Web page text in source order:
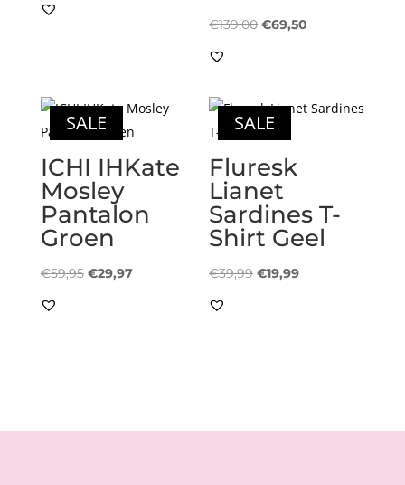
€139,00 Oorspronkelijke
€69,50
SALE
ICHI IHKate
Mosley
Pantalon
Groen
€59,95 Oorspronkelijke
€29,97Huidige
SALE
Fluresk
Lianet
Sardines T-
Shirt Geel
€39,99 Oorspronkelijke
€19,99Huidige